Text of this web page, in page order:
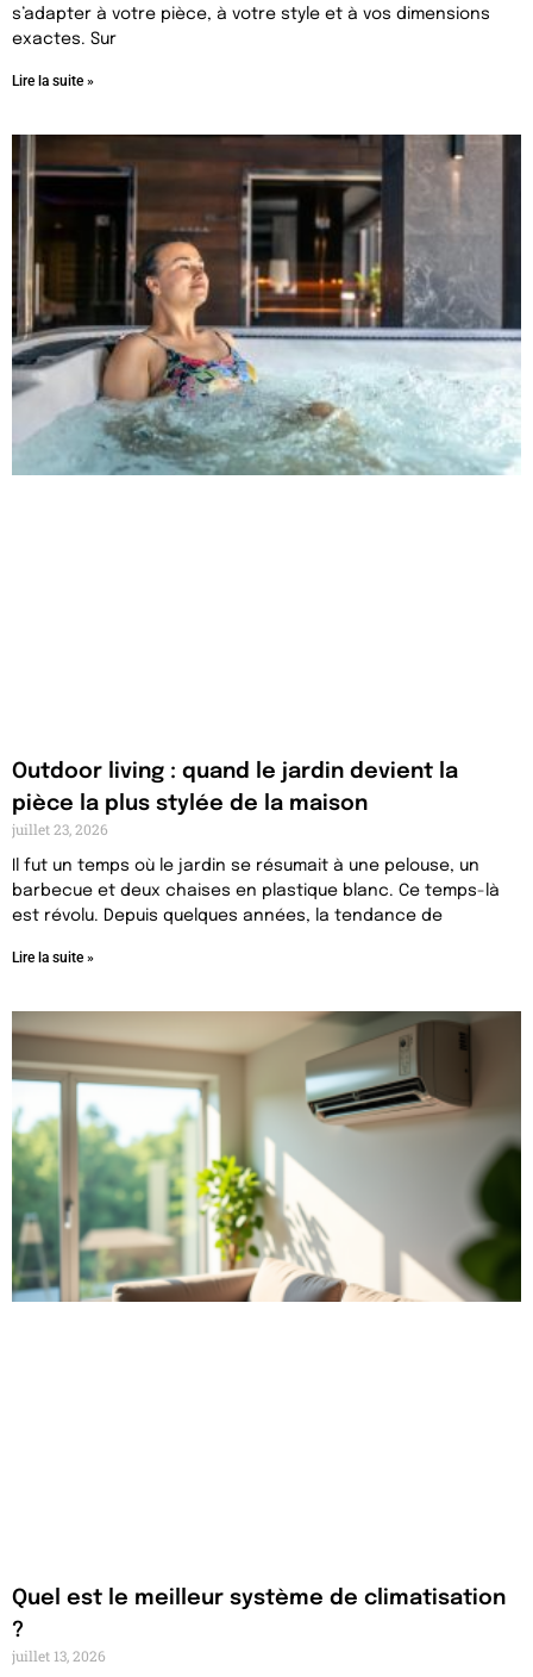
s’adapter à votre pièce, à votre style et à vos dimensions
exactes. Sur
Lire la suite »
Outdoor living : quand le jardin devient la
pièce la plus stylée de la maison
juillet 23, 2026
Il fut un temps où le jardin se résumait à une pelouse, un
barbecue et deux chaises en plastique blanc. Ce temps-là
est révolu. Depuis quelques années, la tendance de
Lire la suite »
Quel est le meilleur système de climatisation
?
juillet 13, 2026